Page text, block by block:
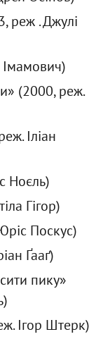
реж . Джулі
(2000, реж.
Іліан
Ноєль)
Гігор)
Поскус)
Ґааґ)
пику»
Ігор Штерк)